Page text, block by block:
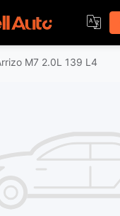
M7 2.0L 139 L4